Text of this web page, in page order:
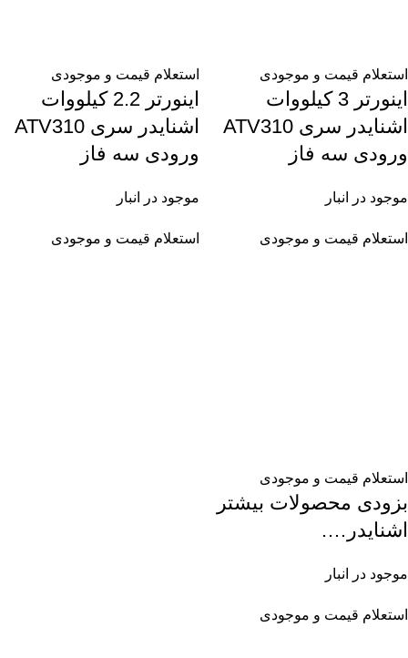
استعلام قیمت و موجودی
اینورتر 3 کیلووات
اشنایدر سری ATV310
ورودی سه فاز
موجود در انبار
استعلام قیمت و موجودی
استعلام قیمت و موجودی
اینورتر 2.2 کیلووات
اشنایدر سری ATV310
ورودی سه فاز
موجود در انبار
استعلام قیمت و موجودی
استعلام قیمت و موجودی
بزودی محصولات بیشتر
اشنایدر….
موجود در انبار
استعلام قیمت و موجودی